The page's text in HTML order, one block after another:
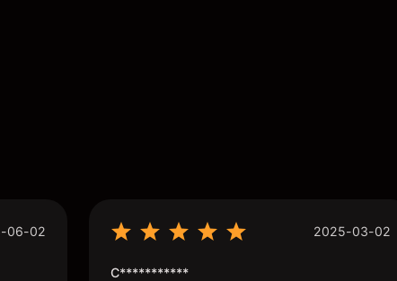
06-02 2025-03-02
C***********